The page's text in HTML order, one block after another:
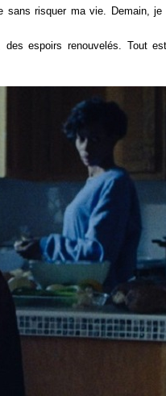
sans risquer ma vie. Demain, je
des espoirs renouvelés. Tout